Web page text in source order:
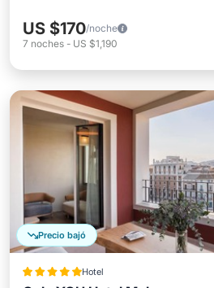
US $170/noche
7 noches - US $1,190
Precio bajó
Hotel